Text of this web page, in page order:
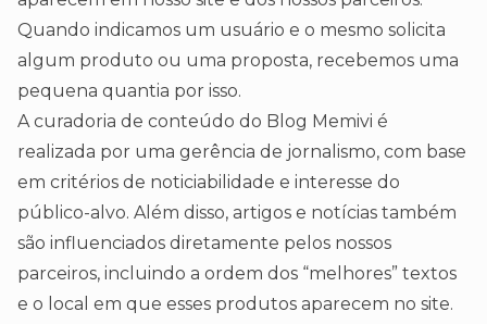
Quando indicamos um usuário e o mesmo solicita
algum produto ou uma proposta, recebemos uma
pequena quantia por isso.
A curadoria de conteúdo do Blog Memivi é
realizada por uma gerência de jornalismo, com base
em critérios de noticiabilidade e interesse do
público-alvo. Além disso, artigos e notícias também
são influenciados diretamente pelos nossos
parceiros, incluindo a ordem dos “melhores” textos
e o local em que esses produtos aparecem no site.